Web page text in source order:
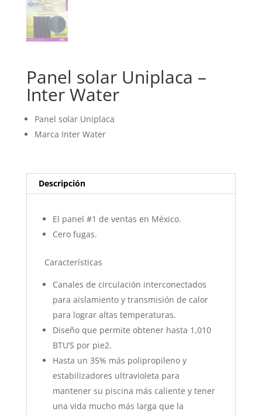
Panel solar Uniplaca –
Inter Water
Panel solar Uniplaca
Marca Inter Water
Descripción
El panel #1 de ventas en México.
Cero fugas.
Características
Canales de circulación interconectados
para aislamiento y transmisión de calor
para lograr altas temperaturas.
Diseño que permite obtener hasta 1,010
BTU’S por pie2.
Hasta un 35% más polipropileno y
estabilizadores ultravioleta para
mantener su piscina más caliente y tener
una vida mucho más larga que la